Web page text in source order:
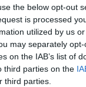
the below opt-out
is processed
utilized by us
may separately
on the IAB’s list of
third parties on the
third parties.
ditt lösenord?
aktiveringslänk
är gratis!